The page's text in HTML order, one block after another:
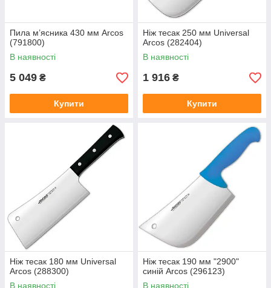
Пила м’ясника 430 мм Arcos
(791800)
В наявності
5 049 ₴
Купити
Ніж тесак 250 мм Universal
Arcos (282404)
В наявності
1 916 ₴
Купити
Ніж тесак 180 мм Universal
Arcos (288300)
В наявності
Ніж тесак 190 мм "2900"
синій Arcos (296123)
В наявності